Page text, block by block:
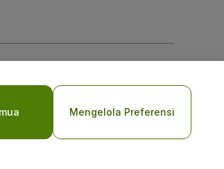
Mengelola Preferensi